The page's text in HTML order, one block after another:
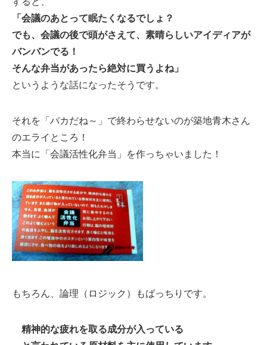
「会議のあとって眠たくなるでしょ？
でも、会議の後で頭がさえて、素晴らしいアイディアが
バンバンでる！
そんな弁当があったら絶対に買うよね」
というような話になったそうです。
それを「バカだね～」で終わらせないのが築地青木さん
のエライところ！
本当に「会議活性化弁当」を作っちゃいました！
もちろん、論理（ロジック）もばっちりです。
精神的な疲れを取る成分が入っている